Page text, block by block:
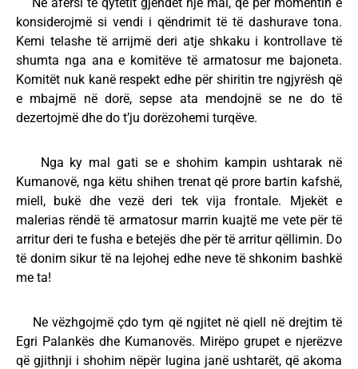
konsiderojmë si vendi i qëndrimit të të dashurave tona.
Kemi telashe të arrijmë deri atje shkaku i kontrollave të
shumta nga ana e komitëve të armatosur me bajoneta.
Komitët nuk kanë respekt edhe për shiritin tre ngjyrësh që
e mbajmë në dorë, sepse ata mendojnë se ne do të
dezertojmë dhe do t’ju dorëzohemi turqëve.
Nga ky mal gati se e shohim kampin ushtarak në
Kumanovë, nga këtu shihen trenat që prore bartin kafshë,
miell, bukë dhe vezë deri tek vija frontale. Mjekët e
malerias rëndë të armatosur marrin kuajtë me vete për të
arritur deri te fusha e betejës dhe për të arritur qëllimin. Do
të donim sikur të na lejohej edhe neve të shkonim bashkë
me ta!
Ne vëzhgojmë çdo tym që ngjitet në qiell në drejtim të
Egri Palankës dhe Kumanovës. Mirëpo grupet e njerëzve
që gjithnji i shohim nëpër lugina janë ushtarët, që akoma